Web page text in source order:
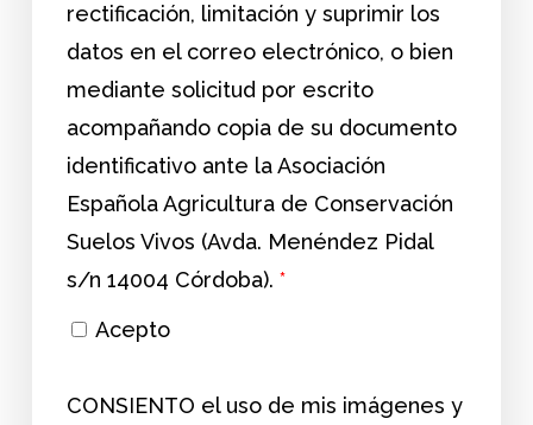
rectificación, limitación y suprimir los
datos en el correo electrónico, o bien
mediante solicitud por escrito
acompañando copia de su documento
identificativo ante la Asociación
Española Agricultura de Conservación
Suelos Vivos (Avda. Menéndez Pidal
s/n 14004 Córdoba).*
Acepto
CONSIENTO el uso de mis imágenes y